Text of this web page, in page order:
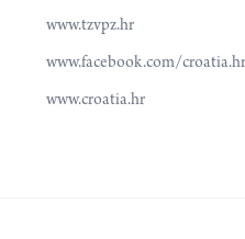
www.tzvpz.hr
www.facebook.com/croatia.hr
www.croatia.hr